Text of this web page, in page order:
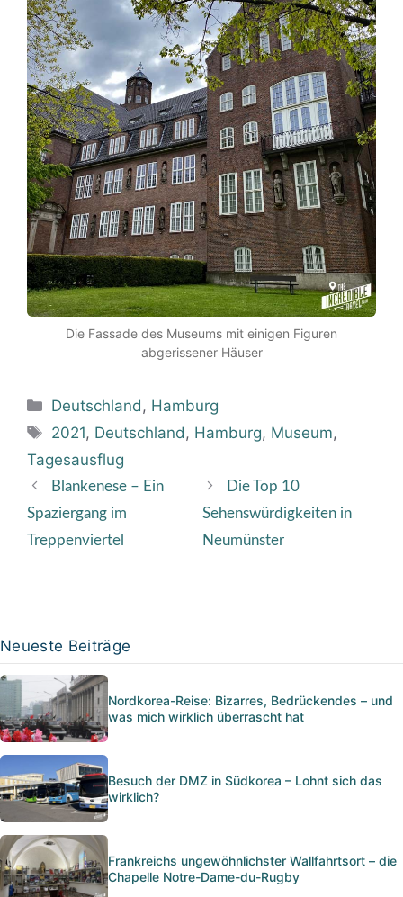
Die Fassade des Museums mit einigen Figuren
abgerissener Häuser
Kategorien
Deutschland, Hamburg
Schlagwörter
2021, Deutschland, Hamburg, Museum,
Tagesausflug
Blankenese – Ein
Spaziergang im
Treppenviertel
Die Top 10
Sehenswürdigkeiten in
Neumünster
Neueste Beiträge
Nordkorea-Reise: Bizarres, Bedrückendes – und
was mich wirklich überrascht hat
Besuch der DMZ in Südkorea – Lohnt sich das
wirklich?
Frankreichs ungewöhnlichster Wallfahrtsort – die
Chapelle Notre-Dame-du-Rugby